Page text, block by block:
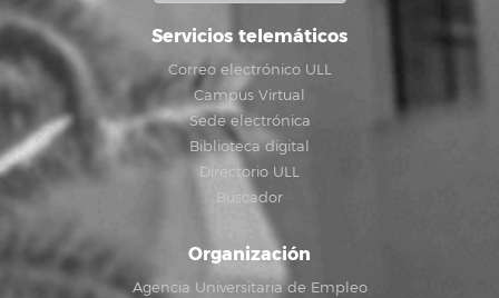
Servicios telemáticos
Correo electrónico ULL
Campus Virtual
Sede electrónica
Biblioteca digital
Directorio ULL
Buscador
Organización
Agencia Universitaria de Empleo